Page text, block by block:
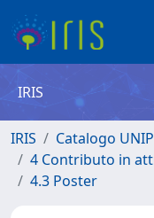
IRIS
IRIS
Catalogo
4 Contributo in
4.3 Poster